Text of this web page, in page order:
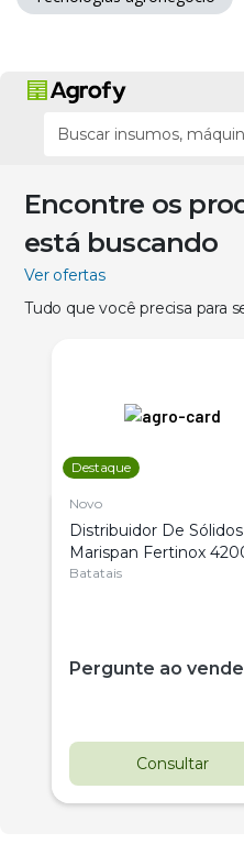
Encontre os
está buscando
Ver ofertas
Tudo que você precisa para
Destaque
Novo
Distribuidor De Sólidos
Marispan Fertinox
Citrus
Batatais
Pergunte ao
Consultar